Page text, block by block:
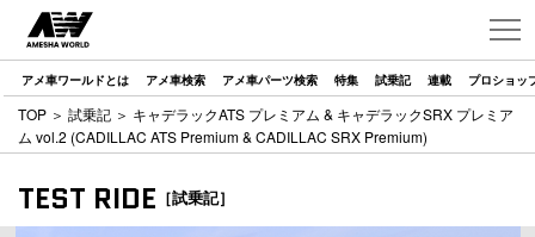
アメ車ワールドとは アメ車検索 アメ車パーツ検索 特集 試乗記 連載 プロショッ
TOP ＞ 試乗記 ＞ キャデラックATS プレミアム & キャデラックSRX プレミア
ム vol.2 (CADILLAC ATS Premium & CADILLAC SRX Premium)
TEST RIDE ［試乗記］